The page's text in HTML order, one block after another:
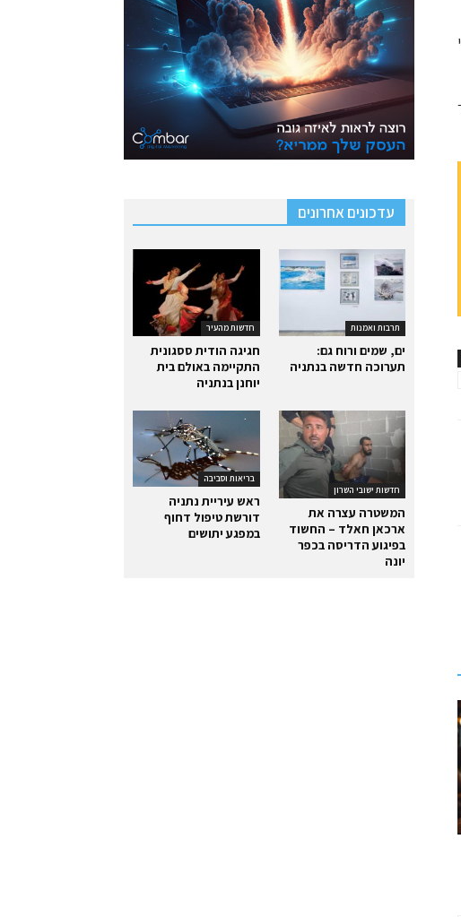
עדכונים אחרונים
חדשות מהעיר
חגיגה הודית ססגונית
התקיימה באולם בית
יוחנן בנתניה
תרבות ואמנות
ים, שמים ורוח גם:
תערוכה חדשה בנתניה
בריאות וסביבה
ראש עיריית נתניה
דורשת טיפול דחוף
במפגע יתושים
חדשות ישובי השרון
המשטרה עצרה את
ארכאן חאלד – החשוד
בפיגוע הדריסה בכפר
יונה